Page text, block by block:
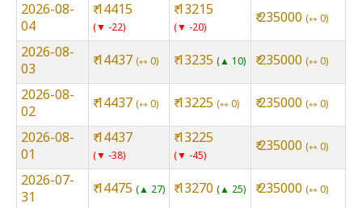
2026-08-
04
₹ 14415
▼ -22
₹ 13215
▼ -20
₹ 235000 ⇿ 0
2026-08-
03
₹ 14437 ⇿ 0 ₹ 13235 ▲ 10 ₹ 235000 ⇿ 0
2026-08-
02
₹ 14437 ⇿ 0 ₹ 13225 ⇿ 0 ₹ 235000 ⇿ 0
2026-08-
01
₹ 14437
▼ -38
₹ 13225
▼ -45
₹ 235000 ⇿ 0
2026-07-
31
₹ 14475 ▲ 27 ₹ 13270 ▲ 25 ₹ 235000 ⇿ 0